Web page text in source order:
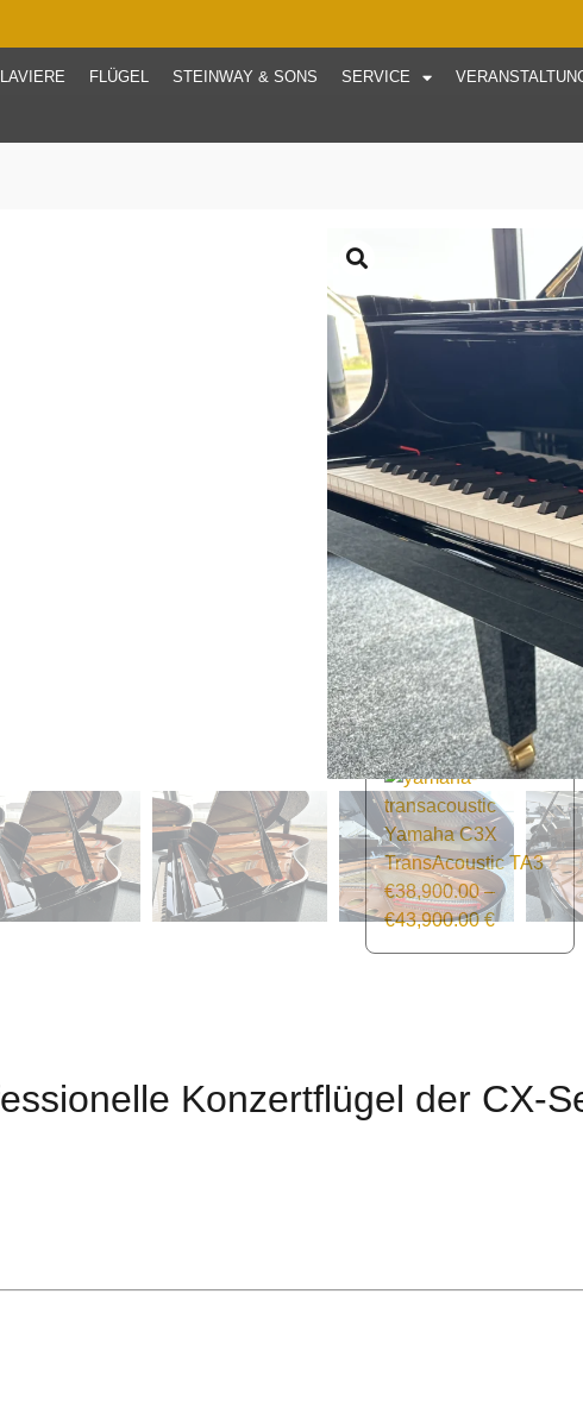
FLÜGEL STEINWAY & SONS SERVICE
/ Yamaha C3X
Yamaha
€ 31,900.00
€31,900.00 –€
Zustand:Neu
Weitere Ausführungen:
Yamaha C3X
TransAcoustic TA3
€38,900.00 –
€43,900.00€
Konzertflügel der CX-